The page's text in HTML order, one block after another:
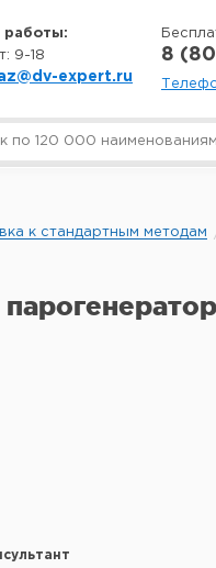
работы:
9-18
expert.ru
8
к стандартным методам